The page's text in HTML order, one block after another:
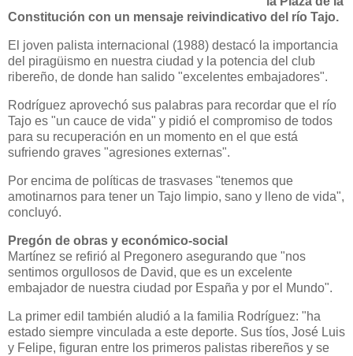
Constitución con un mensaje reivindicativo del río Tajo.
El joven palista internacional (1988) destacó la importancia
del piragüismo en nuestra ciudad y la potencia del club
ribereño, de donde han salido "excelentes embajadores".
Rodríguez aprovechó sus palabras para recordar que el río
Tajo es "un cauce de vida" y pidió el compromiso de todos
para su recuperación en un momento en el que está
sufriendo graves "agresiones externas".
Por encima de políticas de trasvases "tenemos que
amotinarnos para tener un Tajo limpio, sano y lleno de vida",
concluyó.
Pregón de obras y económico-social
Martínez se refirió al Pregonero asegurando que "nos
sentimos orgullosos de David, que es un excelente
embajador de nuestra ciudad por España y por el Mundo".
La primer edil también aludió a la familia Rodríguez: "ha
estado siempre vinculada a este deporte. Sus tíos, José Luis
y Felipe, figuran entre los primeros palistas ribereños y se